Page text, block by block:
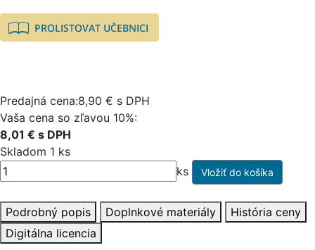
Predajná cena:8,90 € s DPH
Vaša cena so zľavou 10%:
8,01 € s DPH
Skladom 1 ks
ks
Podrobný popis Doplnkové materiály
História ceny
Digitálna licencia